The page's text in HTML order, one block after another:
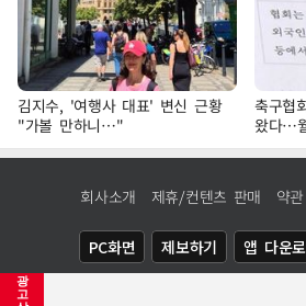
광
고
김지수, '여행사 대표' 변신 근황
"가볼 만하니…"
축구협
왔다…
회사소개 제휴/컨텐츠 판매 약
PC화면 제보하기 앱 다운